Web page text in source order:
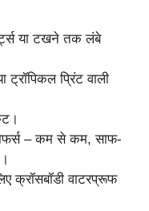
या टखने तक लंबे
ट्रॉपिकल प्रिंट वाली
– कम से कम, साफ-
क्रॉसबॉडी वाटरप्रूफ